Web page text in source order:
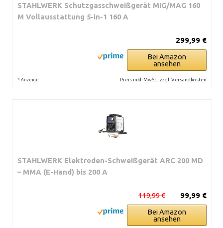
STAHLWERK Schutzgasschweißgerät MIG/MAG 160
M Vollausstattung 5-in-1 160 A
299,99 €
Bei Amazon
ansehen
* Anzeige Preis inkl. MwSt., zzgl. Versandkosten
STAHLWERK Elektroden-Schweißgerät ARC 200 MD
– MMA (E-Hand) bis 200 A
99,99 €
119,99 €
Bei Amazon
ansehen